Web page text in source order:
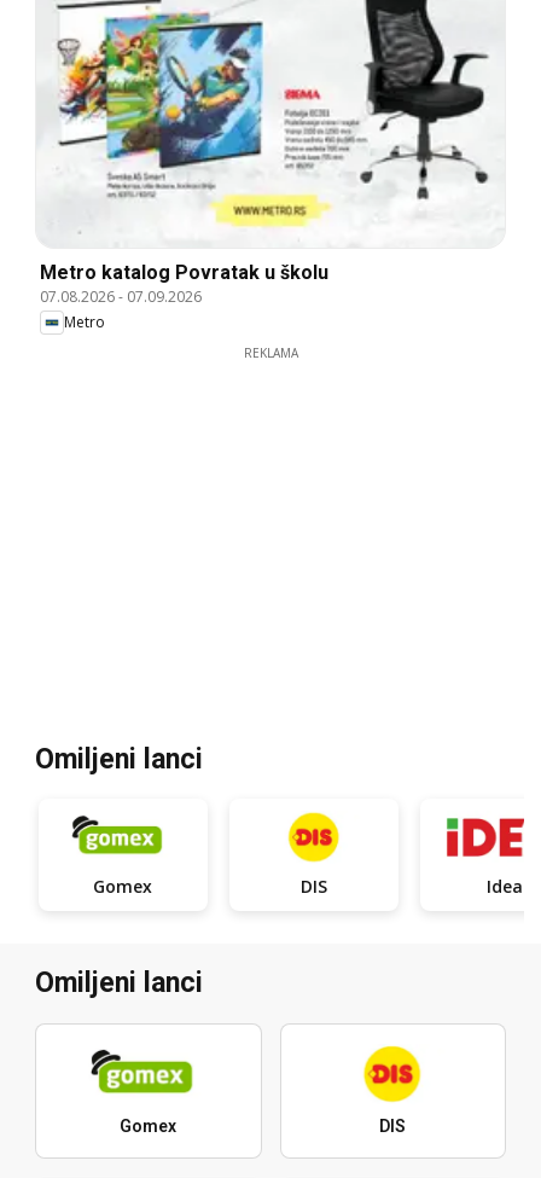
Metro katalog Povratak u školu
07.08.2026- 07.09.2026
Metro
REKLAMA
Omiljeni lanci
Gomex DIS Idea
Omiljeni lanci
Gomex DIS